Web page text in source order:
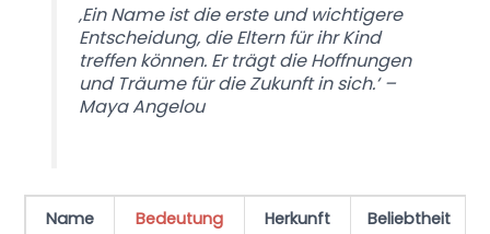
‚Ein Name ist die erste und wichtigere
Entscheidung, die Eltern für ihr Kind
treffen können. Er trägt die Hoffnungen
und Träume für die Zukunft in sich.‘ –
Maya Angelou
Name Bedeutung Herkunft Beliebtheit